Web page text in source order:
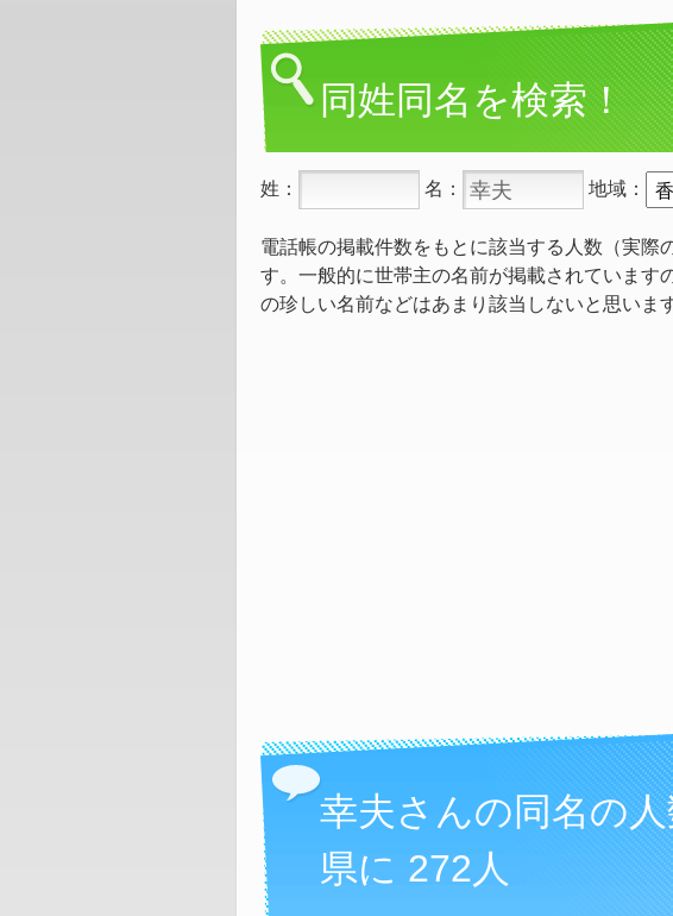
同姓同名を検索！
姓： 名： 地域：
電話帳の掲載件数をもとに該当する人数（実際
す。一般的に世帯主の名前が掲載されています
の珍しい名前などはあまり該当しないと思います
幸夫さんの同名の
県に 272人